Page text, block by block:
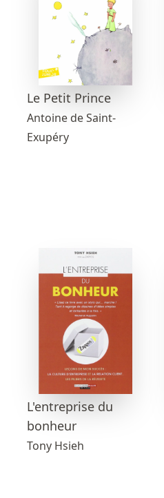
Le Petit Prince
Antoine de Saint-
Exupéry
L'entreprise du
bonheur
Tony Hsieh